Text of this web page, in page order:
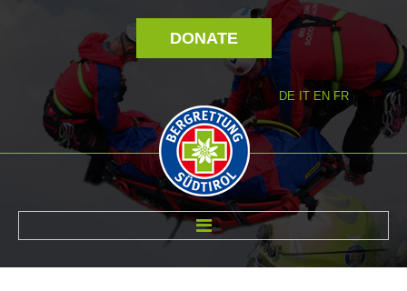
DONATE
DE IT EN FR